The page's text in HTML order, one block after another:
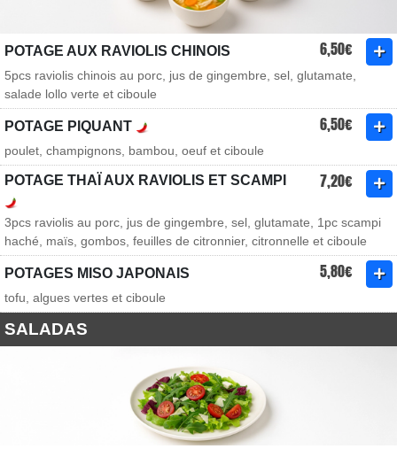
POTAGE AUX RAVIOLIS CHINOIS 6,50€
5pcs raviolis chinois au porc, jus de gingembre, sel, glutamate,
salade lollo verte et ciboule
POTAGE PIQUANT 6,50€
poulet, champignons, bambou, oeuf et ciboule
POTAGE THAÏ AUX RAVIOLIS ET SCAMPI 7,20€
3pcs raviolis au porc, jus de gingembre, sel, glutamate, 1pc scampi
haché, maïs, gombos, feuilles de citronnier, citronnelle et ciboule
POTAGES MISO JAPONAIS 5,80€
tofu, algues vertes et ciboule
SALADAS